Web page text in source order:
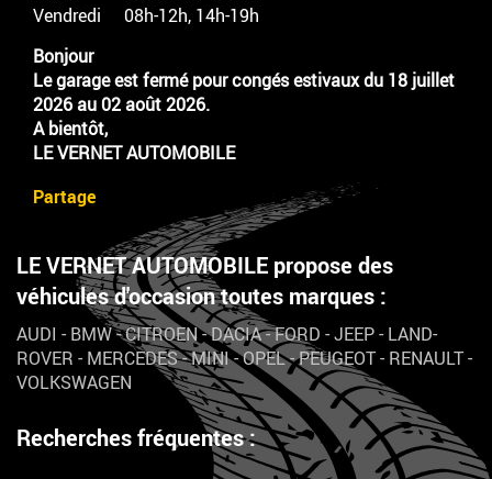
Vendredi
08h-12h, 14h-19h
Bonjour
Le garage est fermé pour congés estivaux du 18 juillet
2026 au 02 août 2026.
A bientôt,
LE VERNET AUTOMOBILE
Partage
LE VERNET AUTOMOBILE propose des
véhicules d'occasion toutes marques :
AUDI - BMW-CITROEN-DACIA-FORD -JEEP- LAND-
ROVER - MERCEDES-MINI-OPEL-PEUGEOT- RENAULT-
VOLKSWAGEN
Recherches fréquentes :